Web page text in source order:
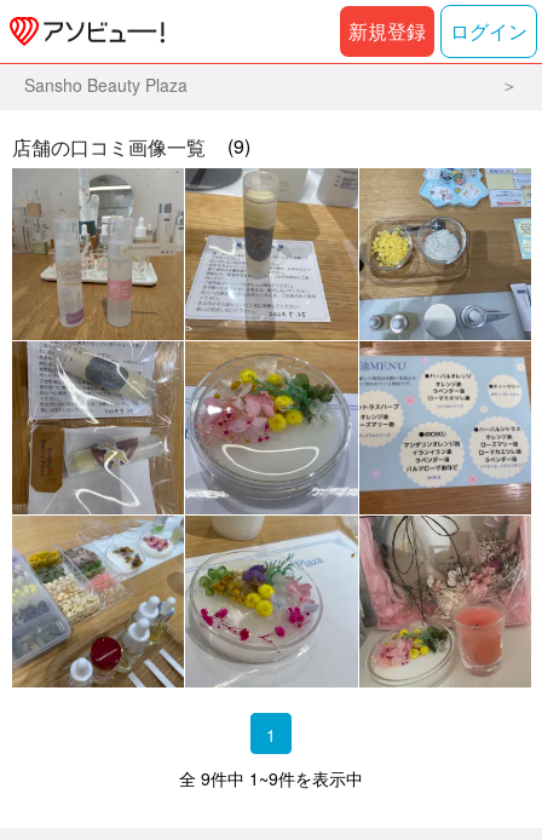
新規登録 ログイン
Sansho Beauty Plaza
店舗の口コミ画像一覧 (9)
1
全 9件中 1~9件を表示中